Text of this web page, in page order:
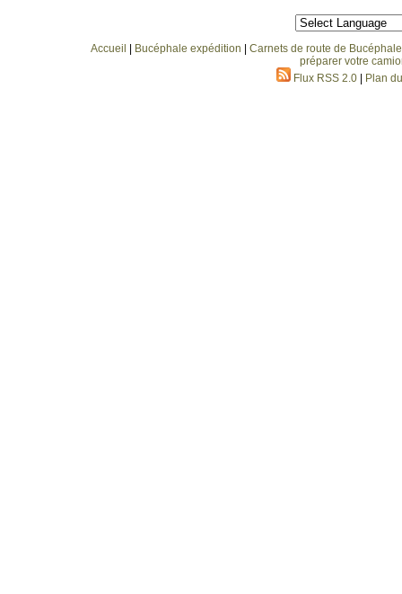
Accueil Bucéphale expédition
Carnets de route de
préparer votre
Flux RSS 2.0
Plan